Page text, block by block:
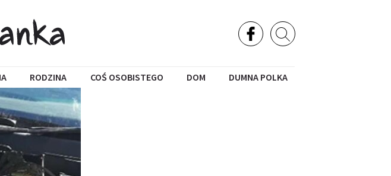
RODZINA COŚ OSOBISTEGO DOM DUMNA POLKA